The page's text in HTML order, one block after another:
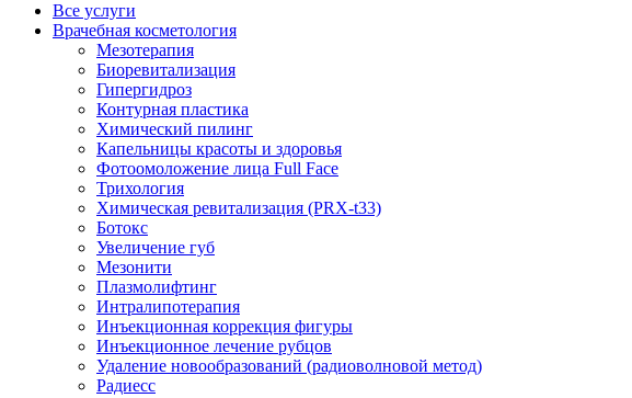
Все услуги
Врачебная косметология
Мезотерапия
Биоревитализация
Гипергидроз
Контурная пластика
Химический пилинг
Капельницы красоты и здоровья
Фотоомоложение лица Full Face
Трихология
Химическая ревитализация (PRX-t33)
Ботокс
Увеличение губ
Мезонити
Плазмолифтинг
Интралипотерапия
Инъекционная коррекция фигуры
Инъекционное лечение рубцов
Удаление новообразований (радиоволновой метод)
Радиесс